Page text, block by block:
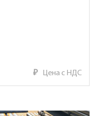
₽ Цена с НДС